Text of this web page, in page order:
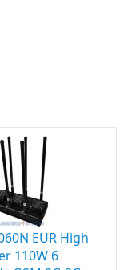
EUR High
110W 6